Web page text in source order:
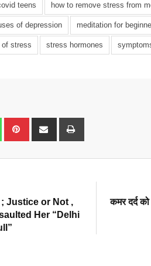
teens how to remove stress from
of depression meditation for
stress stress hormones
WhatsappPinterest Share
Justice or Not ,
Her “Delhi
कमर दर्द